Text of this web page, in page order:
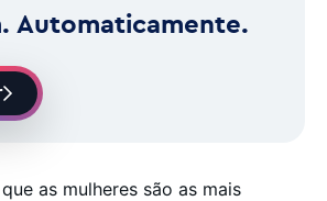
Automaticamente.
as mulheres são as mais